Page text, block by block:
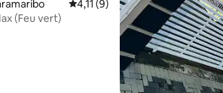
Évaluation moyenne sur la base
4,11 (9)
(Feu vert)